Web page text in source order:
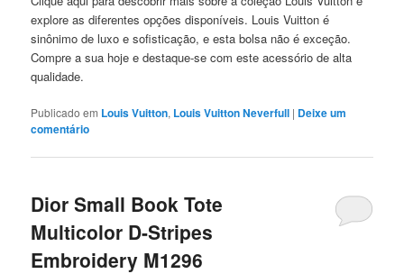
explore as diferentes opções disponíveis. Louis Vuitton é
sinônimo de luxo e sofisticação, e esta bolsa não é exceção.
Compre a sua hoje e destaque-se com este acessório de alta
qualidade.
Publicado em Louis Vuitton, Louis Vuitton Neverfull | Deixe um
comentário
Dior Small Book Tote
Multicolor D-Stripes
Embroidery M1296